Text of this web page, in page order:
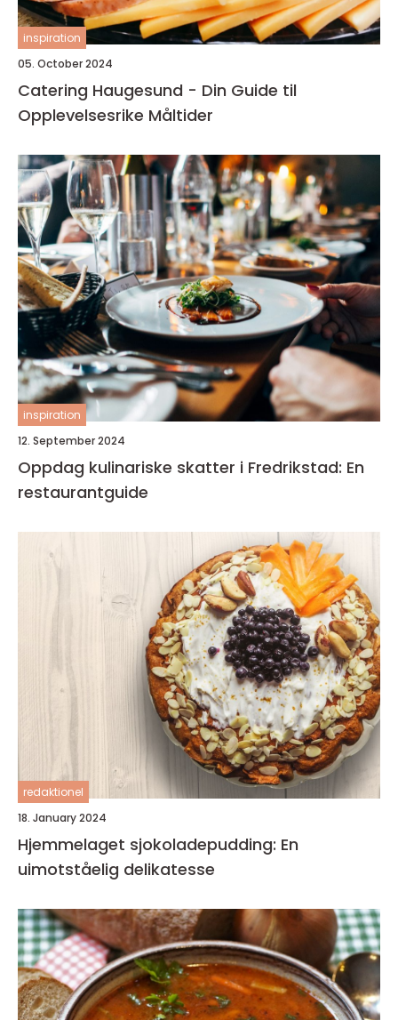
inspiration
05. October 2024
Catering Haugesund - Din Guide til
Opplevelsesrike Måltider
inspiration
12. September 2024
Oppdag kulinariske skatter i Fredrikstad: En
restaurantguide
redaktionel
18. January 2024
Hjemmelaget sjokoladepudding: En
uimotståelig delikatesse